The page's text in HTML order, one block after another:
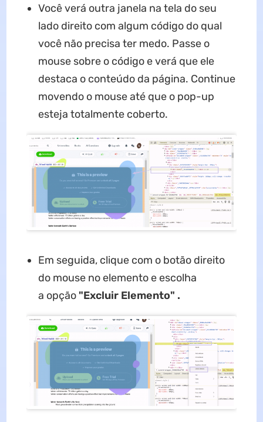
Você verá outra janela na tela do seu
lado direito com algum código do qual
você não precisa ter medo. Passe o
mouse sobre o código e verá que ele
destaca o conteúdo da página. Continue
movendo o mouse até que o pop-up
esteja totalmente coberto.
Em seguida, clique com o botão direito
do mouse no elemento e escolha
a opção "Excluir Elemento" .